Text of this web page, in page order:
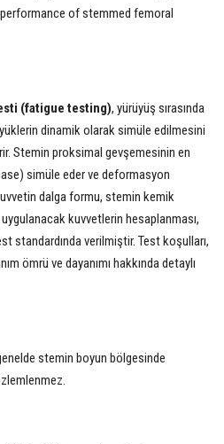
of stemmed femoral
(fatigue testing), yürüyüş sırasında
yüklerin dinamik olarak simüle edilmesini
Stemin proksimal gevşemesinin en
simüle eder ve deformasyon
dalga formu, stemin kemik
kuvvetlerin hesaplanması,
standardında verilmiştir. Test koşulları,
ömrü ve dayanımı hakkında detaylı
stemin boyun bölgesinde